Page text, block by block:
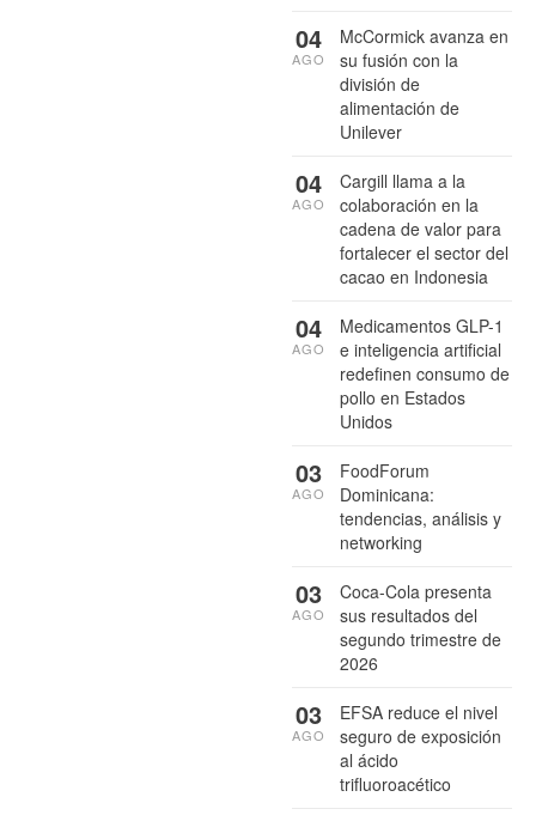
McCormick avanza en
su fusión con la
división de
alimentación de
Unilever
04
AGO
Cargill llama a la
colaboración en la
cadena de valor para
fortalecer el sector del
cacao en Indonesia
04
AGO
Medicamentos GLP-1
e inteligencia artificial
redefinen consumo de
pollo en Estados
Unidos
04
AGO
FoodForum
Dominicana:
tendencias, análisis y
networking
03
AGO
Coca-Cola presenta
sus resultados del
segundo trimestre de
2026
03
AGO
EFSA reduce el nivel
seguro de exposición
al ácido
trifluoroacético
03
AGO